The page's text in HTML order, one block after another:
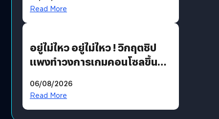
แนวทางปรับตัวสู่เศรษฐกิจสี
Read More
อยู่ไม่ไหว อยู่ไม่ไหว ! วิกฤตชิป
แพงทำวงการเกมคอนโซลขึ้น
?
06/08/2026
Read More